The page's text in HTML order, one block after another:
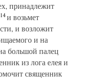
принадлежит
14и возьмет
и возложит
и на
большой палец
из лога елея и
священник